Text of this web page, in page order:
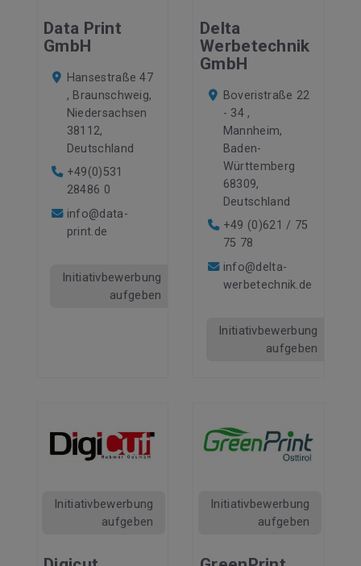
Data Print
GmbH
Hansestraße 47
, Braunschweig,
Niedersachsen
38112,
Deutschland
+49(0)531
28486 0
info@data-
print.de
Initiativbewerbung
aufgeben
Delta
Werbetechnik
GmbH
Boveristraße 22
- 34 ,
Mannheim,
Baden-
Württemberg
68309,
Deutschland
+49 (0)621 / 75
75 78
info@delta-
werbetechnik.de
Initiativbewerbung
aufgeben
Initiativbewerbung
aufgeben
Initiativbewerbung
aufgeben